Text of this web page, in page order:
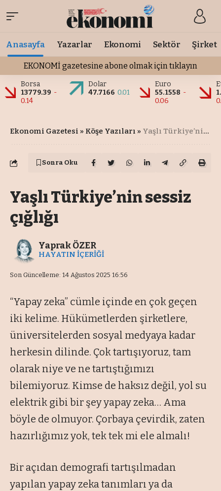
Anasayfa Yazarlar Ekonomi Sektör Şirket
EKONOMİ gazetesine abone olmak için tıklayın
Borsa
13779.39 -
0.14
Dolar
47.7166 0.01
Euro
55.1558 -
0.06
Ekonomi Gazetesi » Köşe Yazıları » Yaşlı Türkiye’nin sessiz çığlığı
Sonra Oku
Yaşlı Türkiye’nin sessiz
çığlığı
Son Güncelleme: 14 Ağustos 2025 16:56
Yaprak ÖZER
HAYATIN İÇERİĞİ
“Yapay zeka” cümle içinde en çok geçen
iki kelime. Hükümetlerden şirketlere,
üniversitelerden sosyal medyaya kadar
herkesin dilinde. Çok tartışıyoruz, tam
olarak niye ve ne tartıştığımızı
bilemiyoruz. Kimse de haksız değil, yol su
elektrik gibi bir şey yapay zeka… Ama
böyle de olmuyor. Çorbaya çevirdik, zaten
hazırlığımız yok, tek tek mi ele almalı!
Bir açıdan demografi tartışılmadan
yapılan yapay zeka tanımları ya da